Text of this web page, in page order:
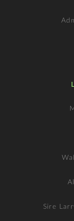
Sire